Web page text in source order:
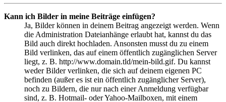
Kann ich Bilder in meine Beiträge einfügen?
Ja, Bilder können in deinem Beitrag angezeigt werden. Wenn
die Administration Dateianhänge erlaubt hat, kannst du das
Bild auch direkt hochladen. Ansonsten musst du zu einem
Bild verlinken, das auf einem öffentlich zugänglichen Server
liegt, z. B. http://www.domain.tld/mein-bild.gif. Du kannst
weder Bilder verlinken, die sich auf deinem eigenen PC
befinden (außer es ist ein öffentlich zugänglicher Server),
noch zu Bildern, die nur nach einer Anmeldung verfügbar
sind, z. B. Hotmail- oder Yahoo-Mailboxen, mit einem